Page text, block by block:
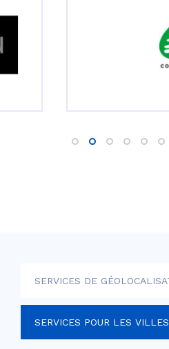
SERVICES DE
SERVICES POUR LES